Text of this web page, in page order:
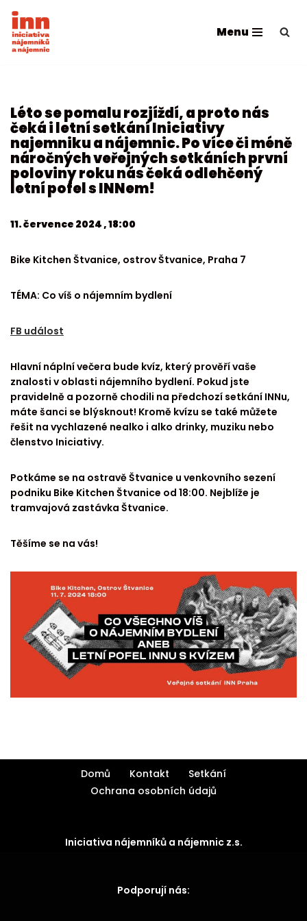
Přeskočit
na
Menu
Léto se pomalu rozjíždí, a proto nás
čeká i letní setkání Iniciativy
najemniku a nájemnic. Po více či méně
náročných veřejných setkáních první
poloviny roku nás čeká odlehčený
letní pofel s INNem!
11. července 2024 , 18:00
Bike Kitchen Štvanice, ostrov Štvanice, Praha 7
TÉMA: Co víš o nájemním bydlení
FB událost
Hlavní náplní večera bude kvíz, který prověří vaše
znalosti v oblasti nájemního bydlení. Pokud jste
pravidelně a pozorně chodili na předchozí setkání INNu,
máte šanci se blýsknout! Kromě kvízu se také můžete
řešit na vychlazené nealko i alko drinky, muziku nebo
členstvo Iniciativy.
Potkáme se na ostravě Štvanice u venkovního sezení
podniku Bike Kitchen Štvanice od 18:00. Nejblíže je
tramvajová zastávka Štvanice.
Těšíme se na vás!
Domů Kontakt
Setkání
Ochrana osobních údajů
Iniciativa nájemníků a nájemnic z.s.
Podporují nás: